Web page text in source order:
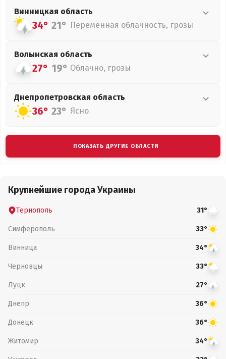
Винницкая область
34° 21° Переменная облачность, грозы
Волынская область
27° 19° Облачно, грозы
Днепропетровская область
36° 23° Ясно
ПОКАЗАТЬ ДРУГИЕ ОБЛАСТИ
Крупнейшие города Украины
Тернополь 31°
Симферополь 33°
Винница 34°
Черновцы 33°
Луцк 27°
Днепр 36°
Донецк 36°
Житомир 34°